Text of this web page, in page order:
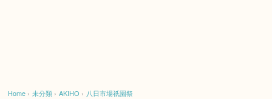
Home › 未分類 › AKIHO › 八日市場祇園祭